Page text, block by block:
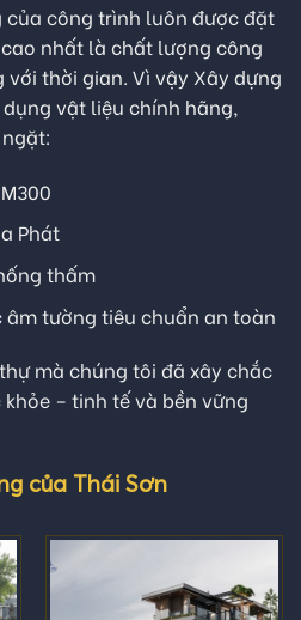
của công trình luôn được đặt
nhất là chất lượng công
thời gian. Vì vậy Xây dựng
vật liệu chính hãng,
Phát
thấm
âm tường tiêu chuẩn an toàn
mà chúng tôi đã xây chắc
– tinh tế và bền vững
của Thái Sơn